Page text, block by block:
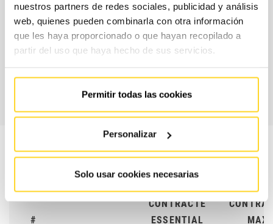
nuestros partners de redes sociales, publicidad y análisis
web, quienes pueden combinarla con otra información
que les haya proporcionado o que hayan recopilado a
partir del uso que haya hecho de sus servicios.
Permitir todas las cookies
Personalizar
Solo usar cookies necesarias
peixos, és a dir, els recanvis que s'inclouen sense cost
addicional al teu contracte, i els horarios de servei.
NOSALTRES
#
CONTRACTE
ESSENTIAL
MAX